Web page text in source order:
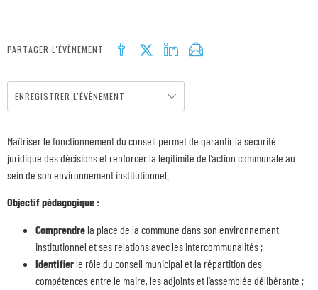
PARTAGER L'ÉVÈNEMENT
ENREGISTRER L'ÉVÈNEMENT
Maîtriser le fonctionnement du conseil permet de garantir la sécurité
juridique des décisions et renforcer la légitimité de l’action communale au
sein de son environnement institutionnel.
Objectif pédagogique :
Comprendrela place de la commune dans son environnement
institutionnel et ses relations avec les intercommunalités ;
Identifierle rôle du conseil municipal et la répartition des
compétences entre le maire, les adjoints et l’assemblée délibérante ;